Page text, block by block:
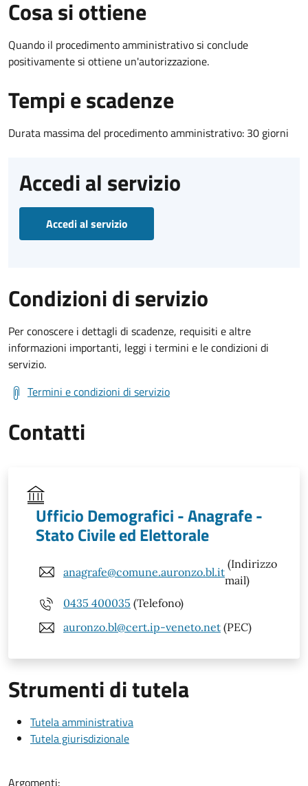
Cosa si ottiene
Quando il procedimento amministrativo si conclude
positivamente si ottiene un'autorizzazione.
Tempi e scadenze
Durata massima del procedimento amministrativo: 30 giorni
Accedi al servizio
Accedi al servizio
Condizioni di servizio
Per conoscere i dettagli di scadenze, requisiti e altre
informazioni importanti, leggi i termini e le condizioni di
servizio.
Termini e condizioni di servizio
Contatti
Ufficio Demografici - Anagrafe -
Stato Civile ed Elettorale
anagrafe@comune.auronzo.bl.it
(Indirizzo
mail)
0435 400035 (Telefono)
auronzo.bl@cert.ip-veneto.net (PEC)
Strumenti di tutela
Tutela amministrativa
Tutela giurisdizionale
Argomenti: